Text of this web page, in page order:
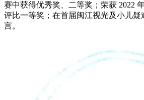
赛中获得优秀奖、二等奖；荣获 2022
评比一等奖；在首届闽江视光及小儿疑
言。